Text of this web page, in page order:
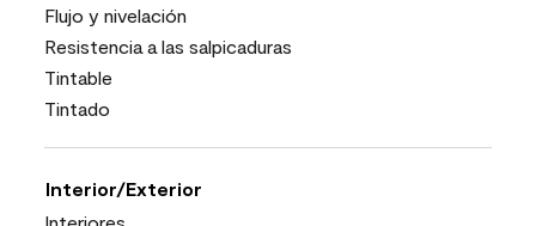
Flujo y nivelación
Resistencia a las salpicaduras
Tintable
Tintado
Interior/Exterior